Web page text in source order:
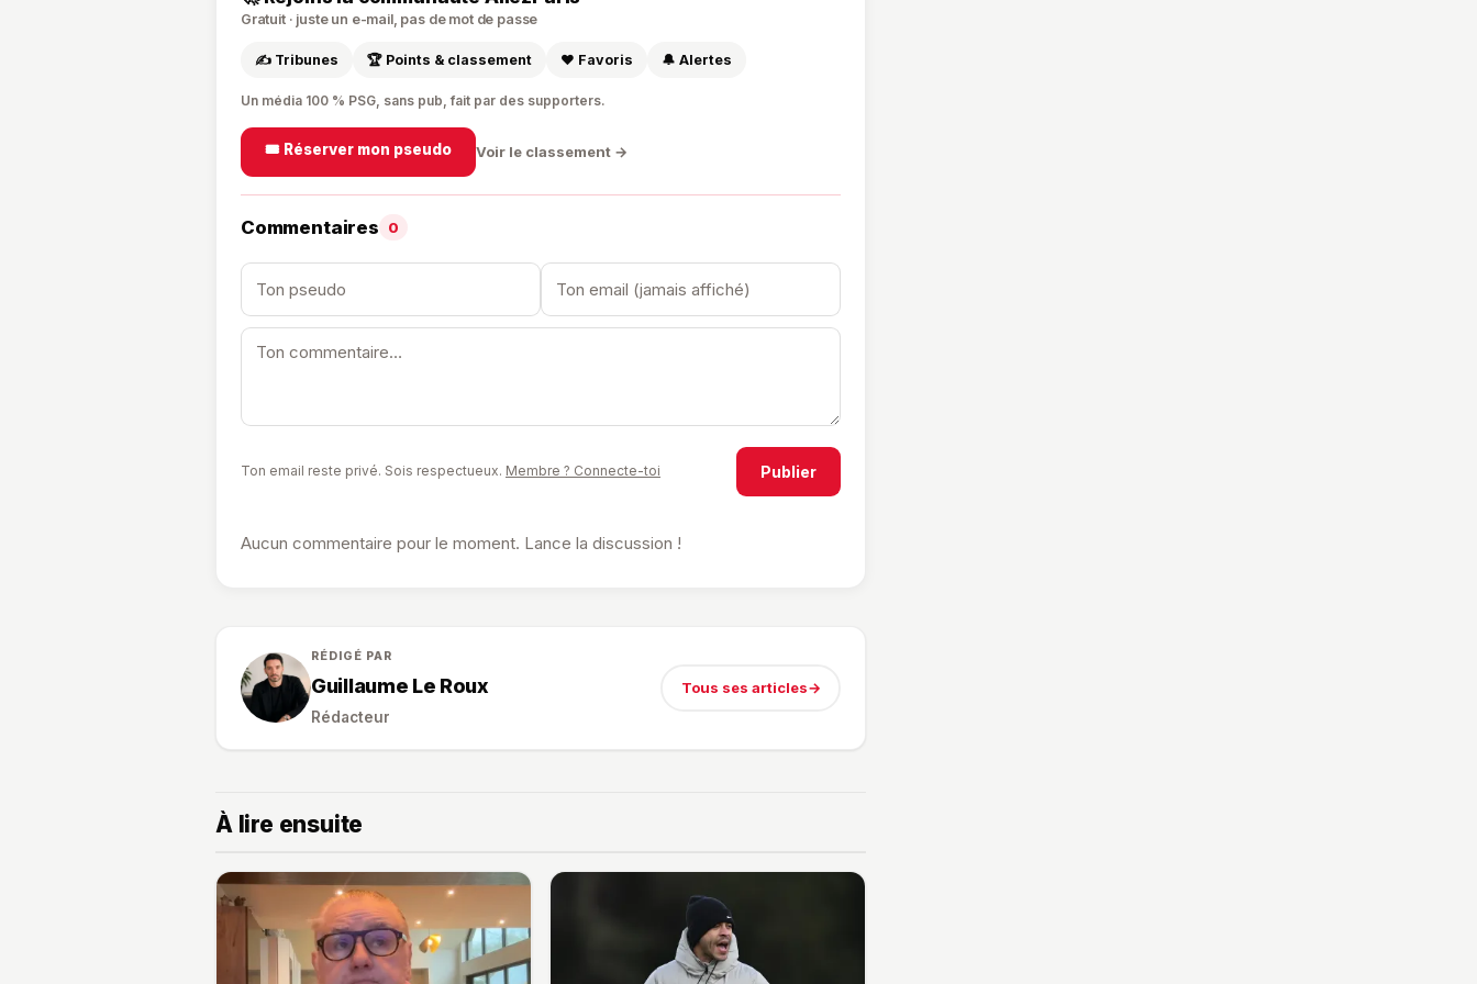
Gratuit · juste un e-mail, pas de mot de passe
✍️ Tribunes 🏆 Points & classement ❤️ Favoris 🔔 Alertes
Un média 100 % PSG, sans pub, fait par des supporters.
🎟️ Réserver mon pseudo Voir le classement →
Commentaires 0
Ton email reste privé. Sois respectueux. Membre ? Connecte-toi Publier
Aucun commentaire pour le moment. Lance la discussion !
RÉDIGÉ PAR
Guillaume Le Roux
Rédacteur
Tous ses articles→
À lire ensuite